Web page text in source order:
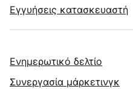
Εγγυήσεις κατασκευαστή
Ενημερωτικό δελτίο
Συνεργασία μάρκετινγκ